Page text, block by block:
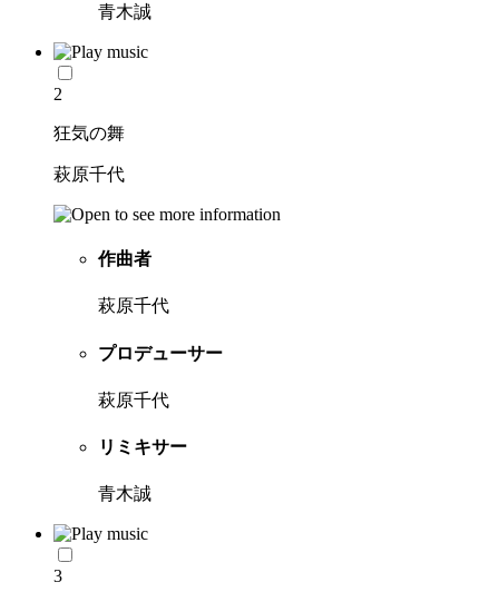
青木誠
2
狂気の舞
萩原千代
作曲者
萩原千代
プロデューサー
萩原千代
リミキサー
青木誠
3